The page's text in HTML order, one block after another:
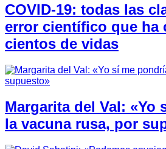
COVID-19: todas las
error científico que ha
cientos de vidas
Margarita del Val: «Yo
la vacuna rusa, por